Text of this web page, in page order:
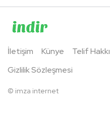
İletişim Künye Telif Hakkı
Gizlilik Sözleşmesi
© imza internet